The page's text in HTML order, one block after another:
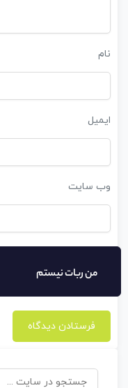
نام
ایمیل
وب‌ سایت
من ربات نیستم
جستجو